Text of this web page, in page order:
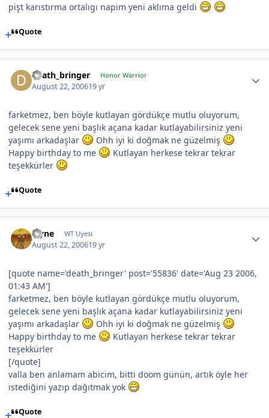
pişt karıstırma ortalıgı napim yeni aklıma geldi
Quote
death_bringer Honor Warrior
August 22, 200619 yr
farketmez, ben böyle kutlayan gördükçe mutlu oluyorum,
gelecek sene yeni başlık açana kadar kutlayabilirsiniz yeni
yaşımı arkadaşlar
Ohh iyi ki doğmak ne güzelmiş
Happy birthday to me
Kutlayan herkese tekrar tekrar
teşekkürler
Quote
layne WT Uyesi
August 22, 200619 yr
[quote name='death_bringer' post='55836' date='Aug 23 2006,
01:43 AM']
farketmez, ben böyle kutlayan gördükçe mutlu oluyorum,
gelecek sene yeni başlık açana kadar kutlayabilirsiniz yeni
yaşımı arkadaşlar
Ohh iyi ki doğmak ne güzelmiş
Happy birthday to me
Kutlayan herkese tekrar tekrar
teşekkürler
[/quote]
valla ben anlamam abicim, bitti doom günün, artık öyle her
istediğini yazıp dağıtmak yok
Quote